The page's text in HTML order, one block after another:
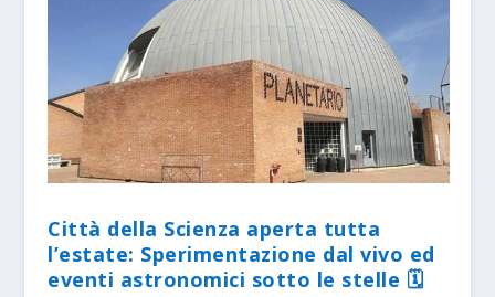
Città della Scienza aperta tutta
l’estate: Sperimentazione dal vivo ed
eventi astronomici sotto le stelle 🗓